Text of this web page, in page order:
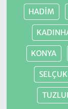
HADİM
KONYA